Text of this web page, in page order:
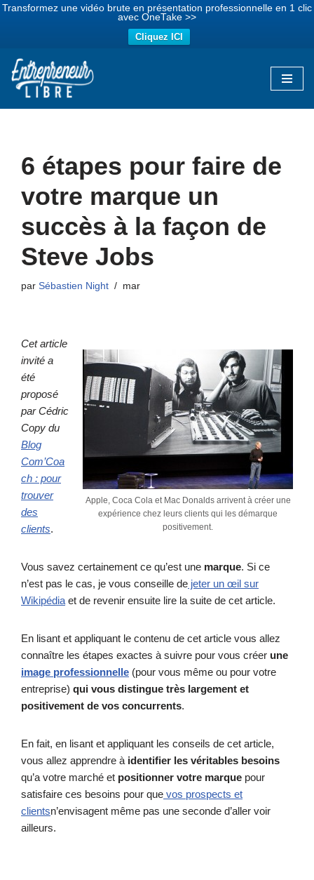
Transformez une vidéo brute en présentation professionnelle en 1 clic
avec OneTake >>
Cliquez ICI
Aller
6 étapes pour faire de
votre marque un
succès à la façon de
Steve Jobs
par Sébastien Night mar
Apple, Coca Cola et Mac Donalds arrivent à créer une
expérience chez leurs clients qui les démarque
positivement.
Cet article
invité a
été
proposé
par Cédric
Copy du
Blog
Com’Coa
ch : pour
trouver
des
clients.
Vous savez certainement ce qu’est une marque. Si ce
n’est pas le cas, je vous conseille de jeter un œil sur
Wikipédia et de revenir ensuite lire la suite de cet article.
En lisant et appliquant le contenu de cet article vous allez
connaître les étapes exactes à suivre pour vous créer une
image professionnelle (pour vous même ou pour votre
entreprise) qui vous distingue très largement et
positivement de vos concurrents.
En fait, en lisant et appliquant les conseils de cet article,
vous allez apprendre à identifier les véritables besoins
qu’a votre marché et positionner votre marque pour
satisfaire ces besoins pour que vos prospects et
clientsn’envisagent même pas une seconde d’aller voir
ailleurs.